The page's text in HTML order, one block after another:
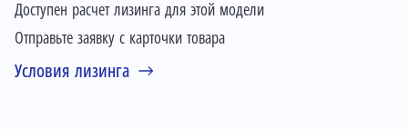
Доступен расчет лизинга для этой модели
Отправьте заявку с карточки товара
Условия лизинга